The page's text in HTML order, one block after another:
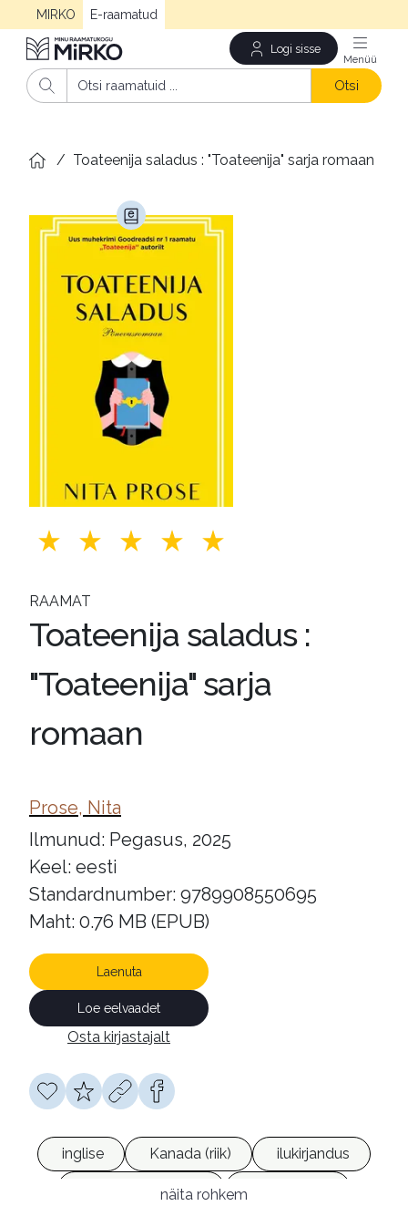
MIRKO E-raamatud
Logi sisse
Otsi
/ Toateenija saladus : "Toateenija" sarja romaan
RAAMAT
Toateenija saladus :
"Toateenija" sarja
romaan
Prose, Nita
Ilmunud: Pegasus, 2025
Keel: eesti
Standardnumber: 9789908550695
Maht: 0.76 MB (EPUB)
Laenuta
Loe eelvaadet
Osta kirjastajalt
inglise Kanada (riik)
ilukirjandus
põnevusromaanidnäita rohkem